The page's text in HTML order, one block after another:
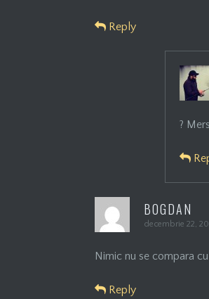
Reply
?
BOGDAN
decembrie 22,
Nimic nu se compara
Reply